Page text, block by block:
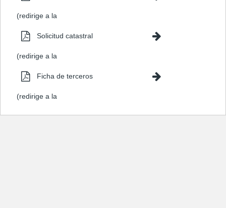
del Catastro)
(redirige a la
Dirección General
del Catastro)
Solicitud catastral
(redirige a la
Dirección General
del Catastro)
Ficha de terceros
(redirige a la
Diputación de